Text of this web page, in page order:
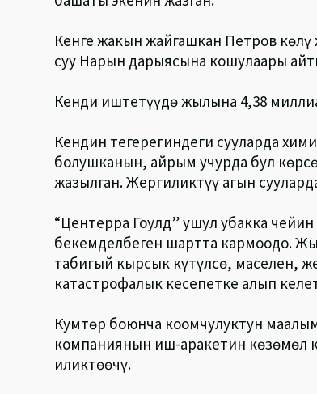
Кенге жакын жайгашкан Петров
суу Нарын дарыясына кошулаары
Кенди иштетүүдө жылына 4,38
Кендин тегерегиндеги сууларда
болушканын, айрым учурда бул
жазылган. Жергиликтүү агын
“Центерра Гоулд” ушул убакка
бекемделбеген шартта кармоодо.
табигый кырсык күтүлсө, маселен,
катастрофалык кесепетке алып
Кумтөр боюнча коомчулуктун
компаниянын иш-аракетин көзөмөл
иликтөөчү.